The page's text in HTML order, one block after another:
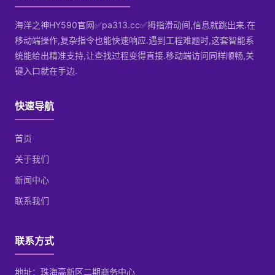
海洋之神HY590官网✅pa313.cc✅拇指滑动间,信息就跳出来.在
移动端操作,复杂指令也能快速响应.遇到工程难题时,这套智能系
统能给出精准支持,让查找过程变得直接.移动端访问同样顺畅,关
键入口就在手边.
快速导航
首页
关于我们
新闻中心
联系我们
联系方式
地址：珠海高新区二期商务中心